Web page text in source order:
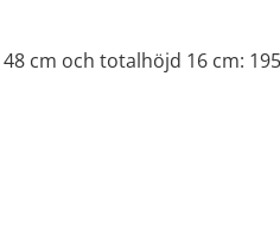
cm och totalhöjd 16 cm: